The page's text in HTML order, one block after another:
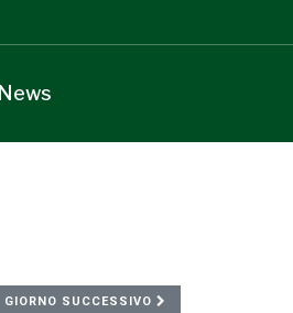
News
GIORNO SUCCESSIVO